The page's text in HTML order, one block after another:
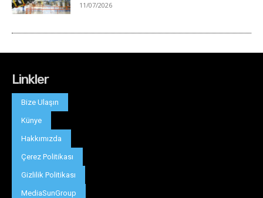
Linkler
Bize Ulaşın
Künye
Hakkımızda
Çerez Politikası
Gizlilik Politikası
MediaSunGroup